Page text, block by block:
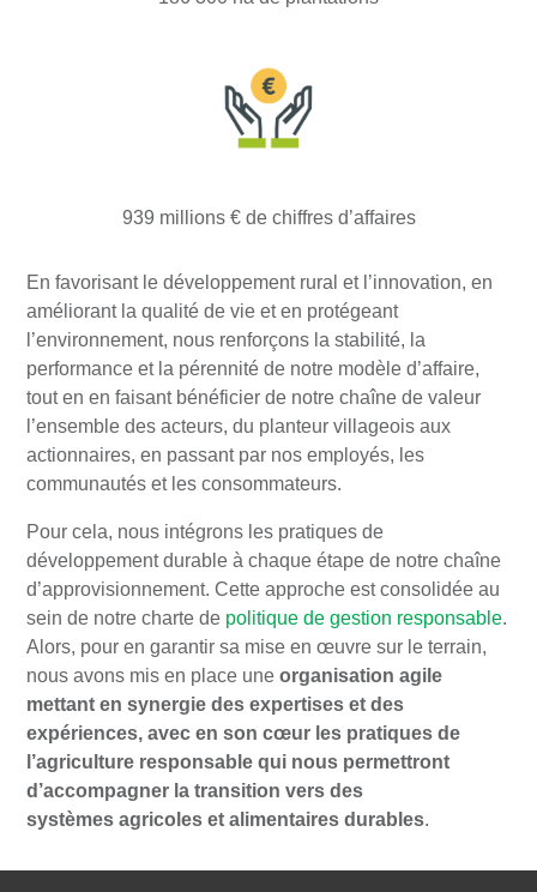
939 millions € de chiffres d’affaires
En favorisant le développement rural et l’innovation, en
améliorant la qualité de vie et en protégeant
l’environnement, nous renforçons la stabilité, la
performance et la pérennité de notre modèle d’affaire,
tout en en faisant bénéficier de notre chaîne de valeur
l’ensemble des acteurs, du planteur villageois aux
actionnaires, en passant par nos employés, les
communautés et les consommateurs.
Pour cela, nous intégrons les pratiques de
développement durable à chaque étape de notre chaîne
d’approvisionnement. Cette approche est consolidée au
sein de notre charte de politique de gestion responsable.
Alors, pour en garantir sa mise en œuvre sur le terrain,
nous avons mis en place uneorganisation agile
mettant en synergie des expertises et des
expériences, avec en son cœur les pratiques de
l’agriculture responsable qui nous permettront
d’accompagner la transition vers des
systèmes agricoles et alimentaires durables.